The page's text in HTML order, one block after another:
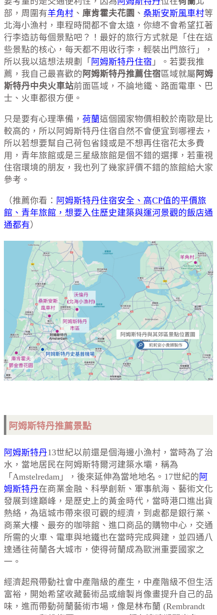
部，周圍有羊角村 、 庫肯霍夫花園 、 桑斯安斯風車村等
北海小漁村，車程時間都不會太遠，你總不會希望扛著
行李造訪每個景點吧？！最好的旅行方式就是「住在這
些景點的核心，每天都不用收行李，輕裝出門旅行」，
所以我以這想法規劃「 阿姆斯特丹住宿 」。若要我推
薦，我自己最喜歡的 阿姆斯特丹推薦住宿區域就屬 阿姆
斯特丹中央火車站前面區域，不論地鐵、路面電車、巴
士、火車都很方便。
只是要有心理準備， 荷蘭這個國家物價相較於南歐是比
較高的，所以阿姆斯特丹住宿自然不會便宜到哪裡去，
所以若想要幫自己荷包省錢或是不想再住宿花太多費
用，青年旅館或是三星級旅館是個不錯的選擇，若重視
住宿環境的朋友，我也列了幾家評價不錯的旅館給大家
參考。
（推薦你看： 阿姆斯特丹住宿安全、高CP值的平價旅
館、青年旅館，想要入住歷史建築與運河景觀的飯店通
通都有）
阿姆斯特丹推薦景點
阿姆斯特丹13世紀以前還是個海邊小漁村，當時為了治
水，當地居民在阿姆斯特爾河建築水壩，稱為
「Amstelredam」，後來延伸為當地地名。17世紀的阿
姆斯特丹在商業金融、科學創新、軍事航海、藝術文化
發展到達巔峰，是歷史上的黃金時代，當時港口進出貨
熱絡，為這城市帶來很可觀的經濟，到處都是銀行業、
商業大樓、最夯的咖啡館、進口商品的購物中心，交通
所需的火車、電車與地鐵也在當時完成興建，並四通八
達通往荷蘭各大城市，使得荷蘭成為歐洲重要國家之
一。
經濟起飛帶動社會中產階級的產生，中產階級不但生活
富裕，開始希望收藏藝術品或繪製肖像畫提升自己的品
味，進而帶動荷蘭藝術市場，像是林布蘭 (Rembrandt